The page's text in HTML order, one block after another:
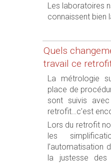
Les laboratoires
connaissent bien
Quels
travail ce
La métrologie
place de
sont suivis
retrofit…c’est
Lors du retrofit
les
l’automatisation
la justesse